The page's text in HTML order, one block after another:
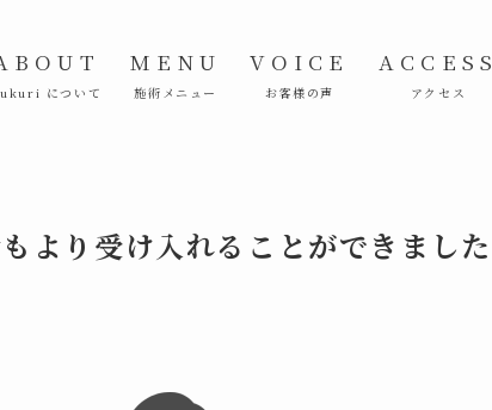
について
MENU
施術メニュー
VOICE
お客様の声
ACCESS
アクセス
より受け入れることができました